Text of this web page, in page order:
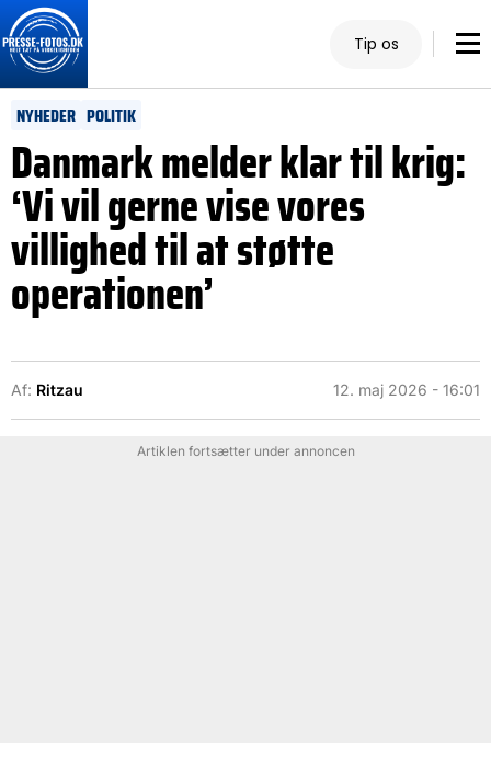
Tip os
NYHEDER POLITIK
Danmark melder klar til krig:
‘Vi vil gerne vise vores
villighed til at støtte
operationen’
Af: Ritzau 12. maj 2026 - 16:01
Artiklen fortsætter under annoncen